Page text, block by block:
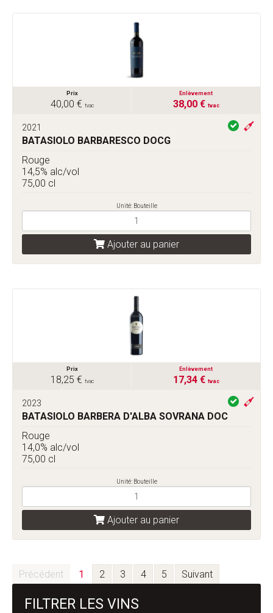
Prix
40,00 € tvac
Enlèvement
38,00 € tvac
2021
BATASIOLO BARBARESCO DOCG
Rouge
14,5% alc/vol
75,00 cl
Unité: Bouteille
Ajouter au panier
Prix
18,25 € tvac
Enlèvement
17,34 € tvac
2023
BATASIOLO BARBERA D'ALBA SOVRANA DOC
Rouge
14,0% alc/vol
75,00 cl
Unité: Bouteille
Ajouter au panier
Précédent 1 2 3 4 5 Suivant
FILTRER LES VINS